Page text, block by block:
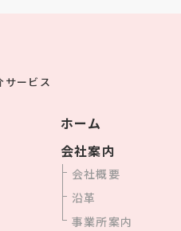
ホーム
会社案内
会社概要
沿革
事業所案内
サービス